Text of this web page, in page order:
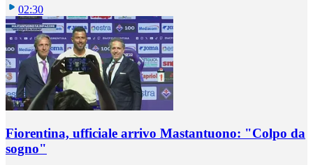
02:30
Fiorentina, ufficiale arrivo Mastantuono: "Colpo da
sogno"